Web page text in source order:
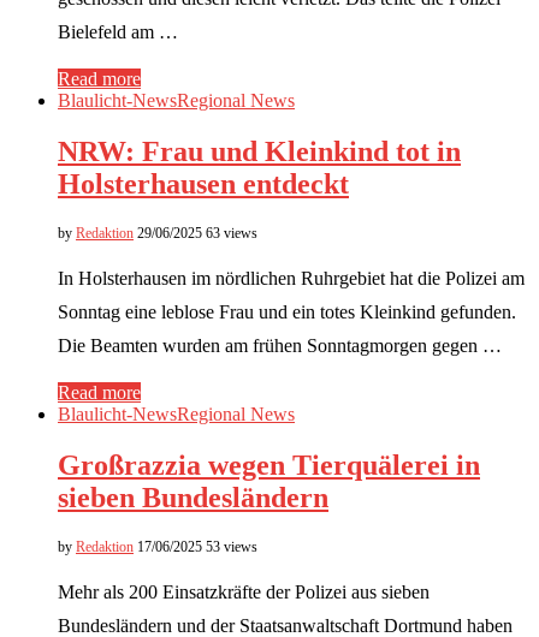
Bielefeld am …
Read more
Blaulicht-NewsRegional News
NRW: Frau und Kleinkind tot in
Holsterhausen entdeckt
by Redaktion 29/06/2025 63 views
In Holsterhausen im nördlichen Ruhrgebiet hat die Polizei am
Sonntag eine leblose Frau und ein totes Kleinkind gefunden.
Die Beamten wurden am frühen Sonntagmorgen gegen …
Read more
Blaulicht-NewsRegional News
Großrazzia wegen Tierquälerei in
sieben Bundesländern
by Redaktion 17/06/2025 53 views
Mehr als 200 Einsatzkräfte der Polizei aus sieben
Bundesländern und der Staatsanwaltschaft Dortmund haben